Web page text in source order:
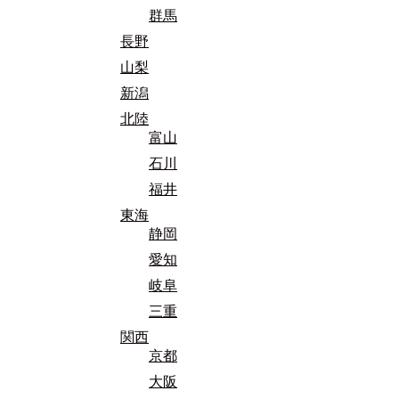
群馬
長野
山梨
新潟
北陸
富山
石川
福井
東海
静岡
愛知
岐阜
三重
関西
京都
大阪